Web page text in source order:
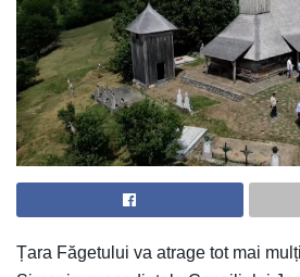
Țara Făgetului va atrage tot mai